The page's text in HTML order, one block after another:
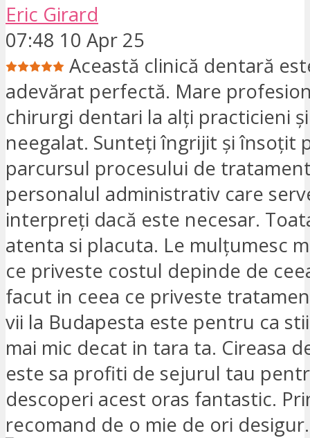
Eric Girard
07:48 10 Apr 25
Această clinică dentară
adevărat perfectă. Mare
chirurgi dentari la alți practicieni
neegalat. Sunteți îngrijit și însoțit
parcursul procesului de
personalul administrativ care
interpreți dacă este necesar.
atenta si placuta. Le mulțumesc
ce priveste costul depinde de
facut in ceea ce priveste
vii la Budapesta este pentru ca
mai mic decat in tara ta. Cireasa
este sa profiti de sejurul tau
descoperi acest oras fantastic.
recomand de o mie de ori desigur.